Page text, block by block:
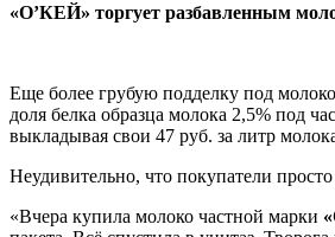
«О’КЕЙ» торгует разбавленным
Еще более грубую подделку под
доля белка образца молока 2,5% под
выкладывая свои 47 руб. за литр
Неудивительно, что покупатели
«Вчера купила молоко частной марки